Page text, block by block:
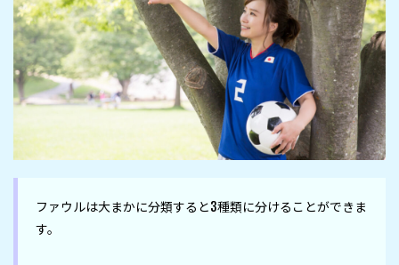
ファウルは大まかに分類すると3種類に分けることができま
す。